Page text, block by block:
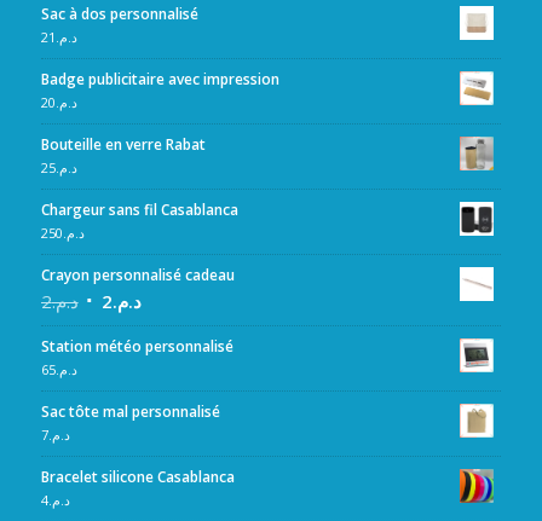
Sac à dos personnalisé
د.م. 21
Badge publicitaire avec impression
د.م.20
Bouteille en verre Rabat
د.م.25
Chargeur sans fil Casablanca
د.م.250
Crayon personnalisé cadeau
د.م.2 د.م.2
Station météo personnalisé
د.م.65
Sac tôte mal personnalisé
د.م.7
Bracelet silicone Casablanca
د.م.4